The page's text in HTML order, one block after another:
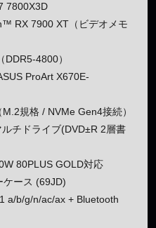
7800X3D
RX 7900 XT（ビデオメモ
4800）
ProArt X670E-
規格 / NVMe Gen4接続）
チドライブ(DVD±R 2層書
80PLUS GOLD対応
ケース (69JD)
a/b/g/n/ac/ax + Bluetooth